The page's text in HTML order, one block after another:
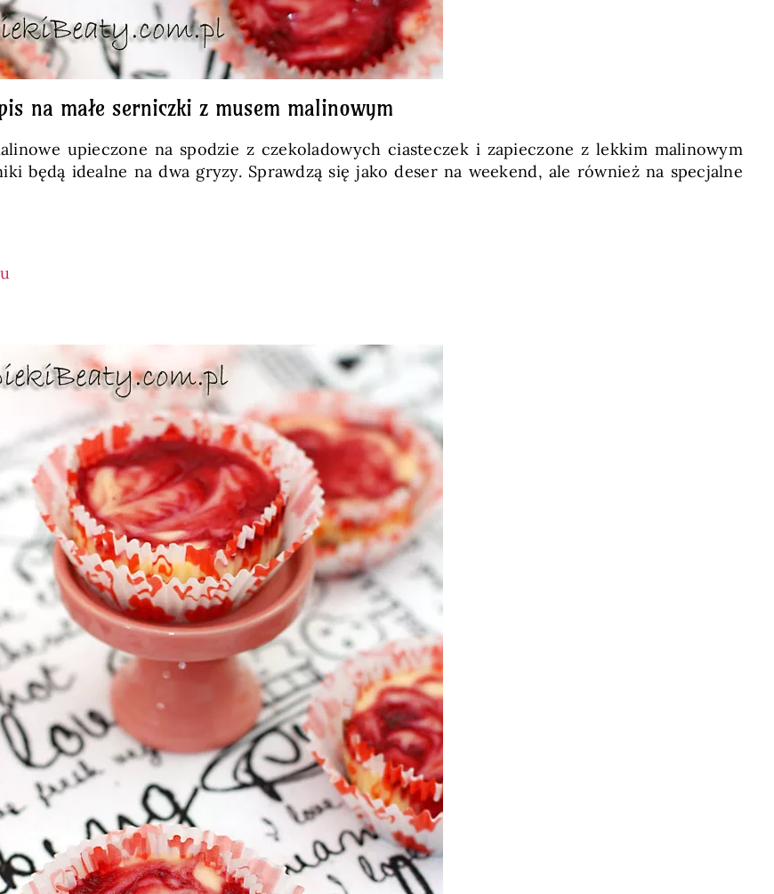
na małe serniczki z musem malinowym
upieczone na spodzie z czekoladowych ciasteczek i zapieczone z lekkim malinowym
będą idealne na dwa gryzy. Sprawdzą się jako deser na weekend, ale również na specjalne